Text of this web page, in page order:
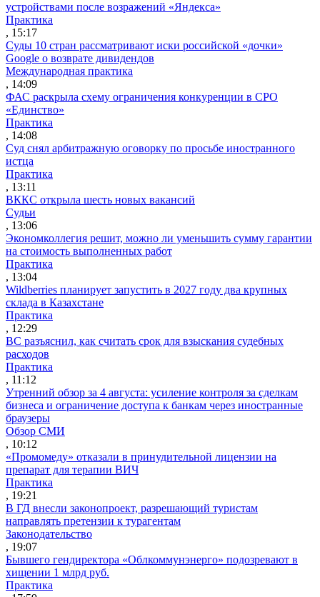
устройствами после возражений «Яндекса»
Практика
, 15:17
Суды 10 стран рассматривают иски российской «дочки»
Google о возврате дивидендов
Международная практика
, 14:09
ФАС раскрыла схему ограничения конкуренции в СРО
«Единство»
Практика
, 14:08
Суд снял арбитражную оговорку по просьбе иностранного
истца
Практика
, 13:11
ВККС открыла шесть новых вакансий
Судьи
, 13:06
Экономколлегия решит, можно ли уменьшить сумму гарантии
на стоимость выполненных работ
Практика
, 13:04
Wildberries планирует запустить в 2027 году два крупных
склада в Казахстане
Практика
, 12:29
ВС разъяснил, как считать срок для взыскания судебных
расходов
Практика
, 11:12
Утренний обзор за 4 августа: усиление контроля за сделкам
бизнеса и ограничение доступа к банкам через иностранные
браузеры
Обзор СМИ
, 10:12
«Промомеду» отказали в принудительной лицензии на
препарат для терапии ВИЧ
Практика
, 19:21
В ГД внесли законопроект, разрешающий туристам
направлять претензии к турагентам
Законодательство
, 19:07
Бывшего гендиректора «Облкоммунэнерго» подозревают в
хищении 1 млрд руб.
Практика